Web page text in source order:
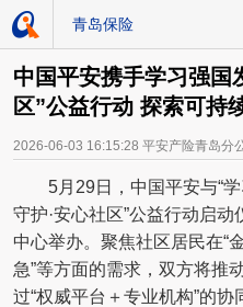
青岛保险
中国平安携手学习强国
区”公益行动 探索可持
2026-06-03 16:15:28 平安产险青岛分
5月29日，中国平安与“
守护·安心社区”公益行动启
中心举办。聚焦社区居民在“
急”等方面的需求，双方将推
过“权威平台＋专业机构”的